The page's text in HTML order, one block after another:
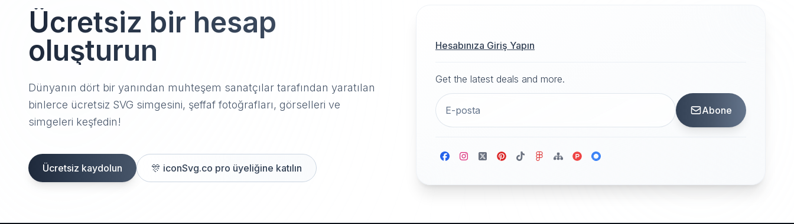
Ücretsiz bir hesap
oluşturun
Dünyanın dört bir yanından muhteşem sanatçılar tarafından yaratılan
binlerce ücretsiz SVG simgesini, şeffaf fotoğrafları, görselleri ve
simgeleri keşfedin!
Ücretsiz kaydolun 🎊 iconSvg.co pro üyeliğine katılın
Hesabınıza Giriş Yapın
Get the latest deals and more.
Abone